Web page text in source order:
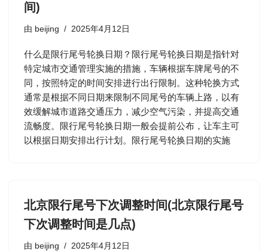
间)
由 beijing 2025年4月12日
什么是限行尾号轮换日期？限行尾号轮换日期是指针对
特定城市交通管理实施的措施，车辆根据车牌尾号的不
同，按照特定的时间安排进行出行限制。这种轮换方式
通常是根据不同日期来限制不同尾号的车辆上路，以有
效缓解城市道路交通压力，减少空气污染，并提高交通
流畅度。限行尾号轮换日期一般会提前公布，让车主可
以根据日期安排出行计划。限行尾号轮换日期的实施
北京限行尾号下次调整时间(北京限行尾号
下次调整时间是几点)
由 beijing 2025年4月12日